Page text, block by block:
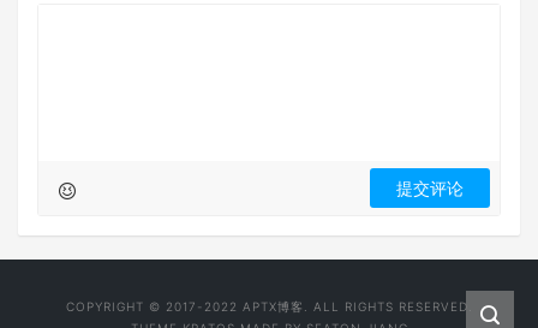
COPYRIGHT © 2017-2022 APTX博客
. ALL RIGHTS RESERVED.